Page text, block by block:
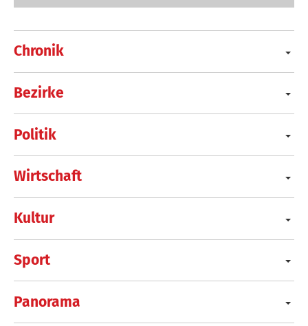
Chronik
Bezirke
Politik
Wirtschaft
Kultur
Sport
Panorama